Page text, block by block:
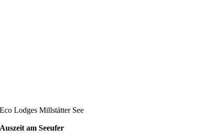
Eco Lodges Millstätter See
Auszeit am Seeufer